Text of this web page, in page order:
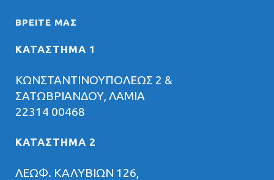
ΒΡΕΊΤΕ ΜΑΣ
ΚΑΤΑΣΤΗΜΑ 1
ΚΩΝΣΤΑΝΤΙΝΟΥΠΟΛΕΩΣ 2 &
ΣΑΤΩΒΡΙΑΝΔΟΥ, ΛΑΜΙΑ
22314 00468
ΚΑΤΑΣΤΗΜΑ 2
ΛΕΩΦ. ΚΑΛΥΒΙΩΝ 126,